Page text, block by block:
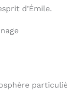
d’Émile.